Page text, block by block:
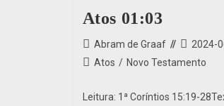
Atos 01:03
Abram de Graaf
2024-
Atos / Novo Testamento
Leitura: 1ª Coríntios 15:19-